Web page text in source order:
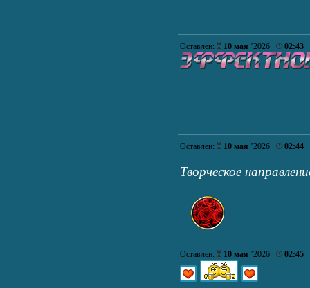
Оставлен: 10 мая ’2026 02:43
Оставлен: 10 мая ’2026 02:44
Творческое
Оставлен: 10 мая ’2026 02:45